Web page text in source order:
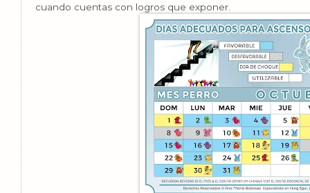
cuando cuentas con logros que exponer.